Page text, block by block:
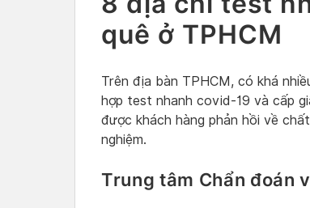
quê ở TPHCM
Trên địa bàn TPHCM, có khá
hợp test nhanh covid-19 và cấp
được khách hàng phản hồi về
nghiệm.
Trung tâm Chẩn đoán